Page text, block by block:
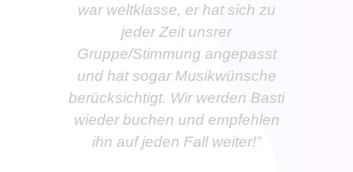
war weltklasse, er hat sich zu
jeder Zeit unsrer
Gruppe/Stimmung angepasst
und hat sogar Musikwünsche
berücksichtigt. Wir werden Basti
wieder buchen und empfehlen
ihn auf jeden Fall weiter!”